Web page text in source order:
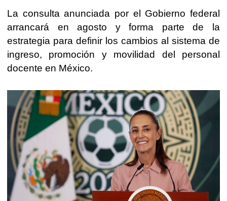
La consulta anunciada por el Gobierno federal
arrancará en agosto y forma parte de la
estrategia para definir los cambios al sistema de
ingreso, promoción y movilidad del personal
docente en México.